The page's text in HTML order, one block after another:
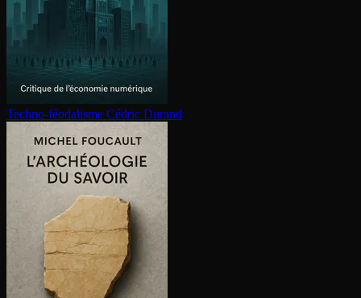
Techno-féodalisme Cédric Durand